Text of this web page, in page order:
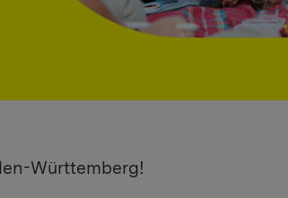
Württemberg!